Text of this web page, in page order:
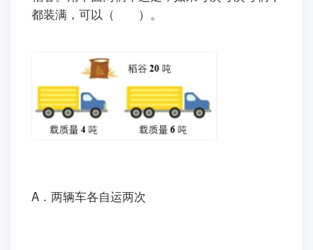
都装满，可以（ ）。
A．两辆车各自运两次